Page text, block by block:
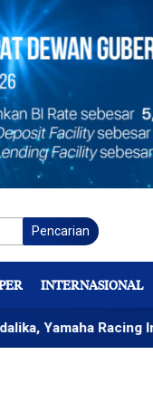
Pencarian
INTERNASIONAL
Racing Indonesia